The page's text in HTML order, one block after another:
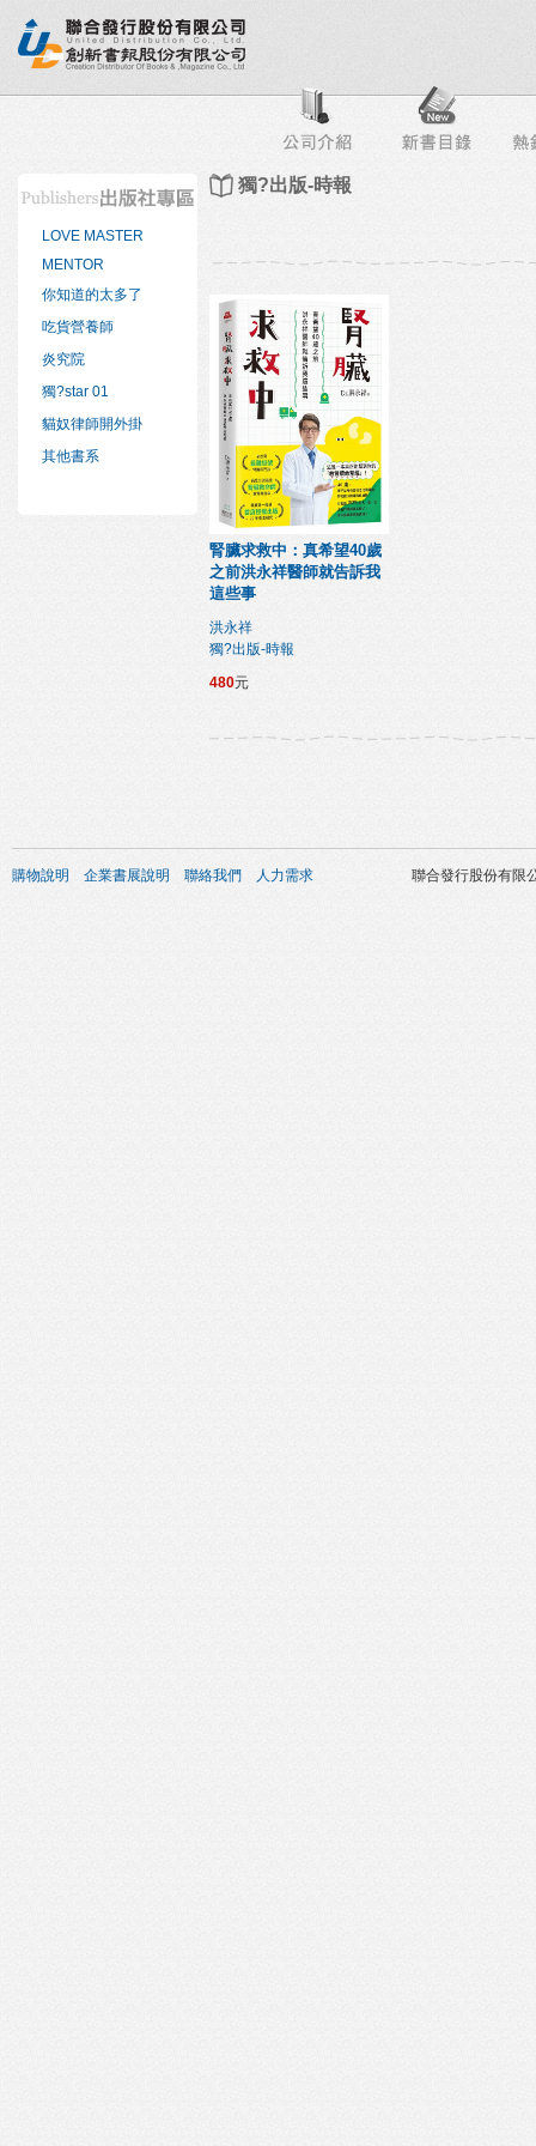
榜 出版社專區 書店專區 目錄下載 會員服務
LOVE MASTER
MENTOR
你知道的太多了
吃貨營養師
炎究院
獨?star 01
貓奴律師開外掛
其他書系
獨?出版-時報
腎臟求救中：真希望40歲
之前洪永祥醫師就告訴我
這些事
洪永祥
獨?出版-時報
480元
購物說明 企業書展說明 聯絡我們 人力需求 聯合發行股份有限